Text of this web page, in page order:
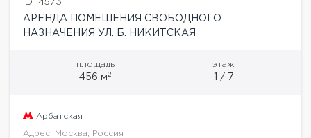
ID 14573
АРЕНДА ПОМЕЩЕНИЯ СВОБОДНОГО
НАЗНАЧЕНИЯ УЛ. Б. НИКИТСКАЯ
площадь
456 м2
этаж
1 / 7
Арбатская
Адрес: Москва, Россия